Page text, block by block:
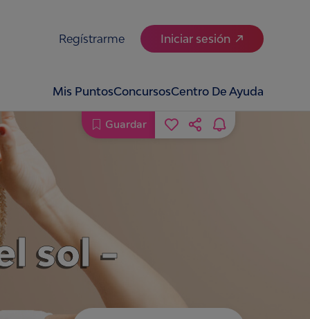
Regístrarme Iniciar sesión
Mis PuntosConcursosCentro De Ayuda
sol -
Guardar